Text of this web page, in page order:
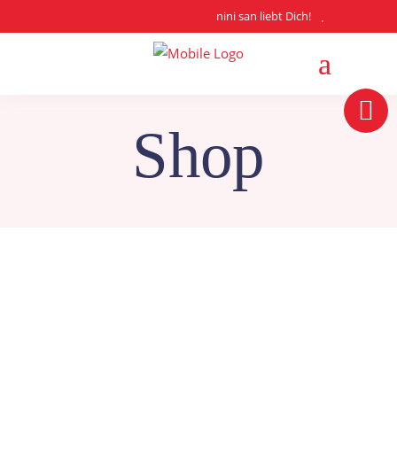
nini san liebt Dich!
Shop